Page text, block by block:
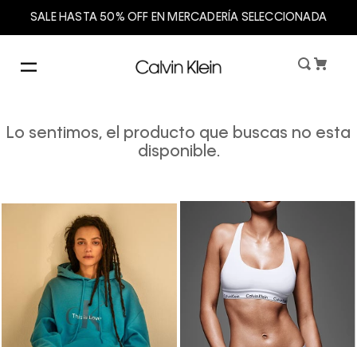
SALE HASTA 50% OFF EN MERCADERÍA SELECCIONADA
Lo sentimos, el producto que buscas no esta
disponible.